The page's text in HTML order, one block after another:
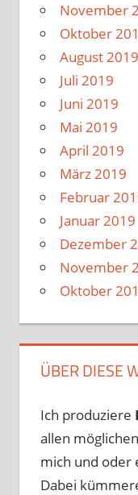
November
Oktober
August 2019
Juli 2019
Juni 2019
Mai 2019
April 2019
März 2019
Februar
Januar 2019
Dezember
November
Oktober
ÜBER DIESE
Ich produziere
allen
mich und oder
Dabei